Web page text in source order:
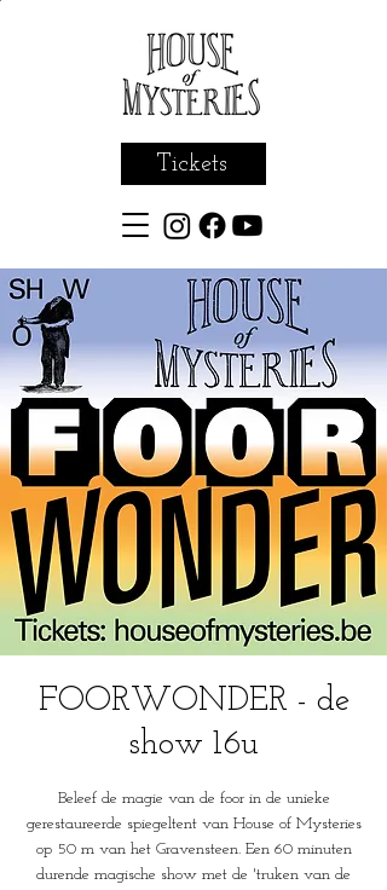
Tickets
FOORWONDER - de
show 16u
Beleef de magie van de foor in de unieke
gerestaureerde spiegeltent van House of Mysteries
op 50 m van het Gravensteen. Een 60 minuten
durende magische show met de 'truken van de